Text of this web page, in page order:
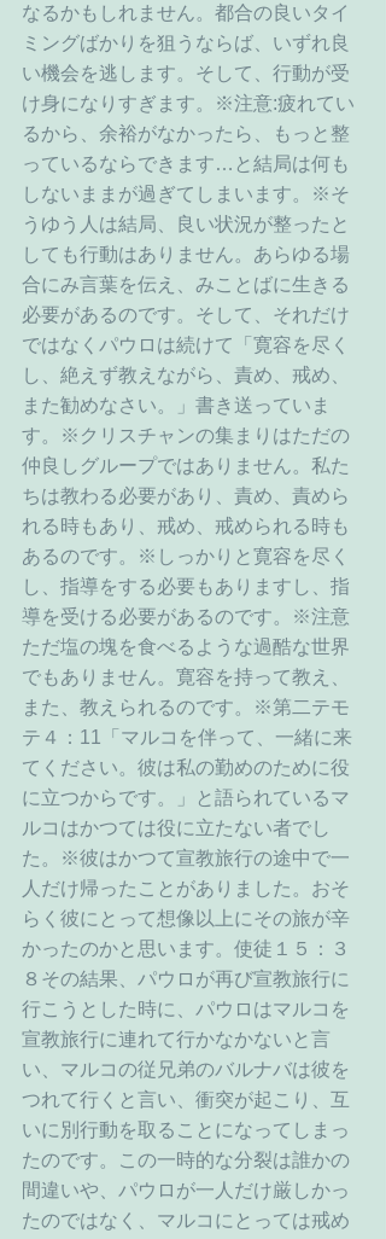
なるかもしれません。都合の良いタイ
ミングばかりを狙うならば、いずれ良
い機会を逃します。そして、行動が受
け身になりすぎます。※注意:疲れてい
るから、余裕がなかったら、もっと整
っているならできます…と結局は何も
しないままが過ぎてしまいます。※そ
うゆう人は結局、良い状況が整ったと
しても行動はありません。あらゆる場
合にみ言葉を伝え、みことばに生きる
必要があるのです。そして、それだけ
ではなくパウロは続けて「寛容を尽く
し、絶えず教えながら、責め、戒め、
また勧めなさい。」書き送っていま
す。※クリスチャンの集まりはただの
仲良しグループではありません。私た
ちは教わる必要があり、責め、責めら
れる時もあり、戒め、戒められる時も
あるのです。※しっかりと寛容を尽く
し、指導をする必要もありますし、指
導を受ける必要があるのです。※注意
ただ塩の塊を食べるような過酷な世界
でもありません。寛容を持って教え、
また、教えられるのです。※第二テモ
テ４：11「マルコを伴って、一緒に来
てください。彼は私の勤めのために役
に立つからです。」と語られているマ
ルコはかつては役に立たない者でし
た。※彼はかつて宣教旅行の途中で一
人だけ帰ったことがありました。おそ
らく彼にとって想像以上にその旅が辛
かったのかと思います。使徒１５：３
８その結果、パウロが再び宣教旅行に
行こうとした時に、パウロはマルコを
宣教旅行に連れて行かなかないと言
い、マルコの従兄弟のバルナバは彼を
つれて行くと言い、衝突が起こり、互
いに別行動を取ることになってしまっ
たのです。この一時的な分裂は誰かの
間違いや、パウロが一人だけ厳しかっ
たのではなく、マルコにとっては戒め